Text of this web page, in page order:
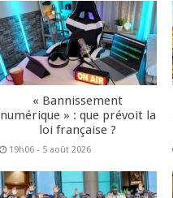
« Bannissement
numérique » : que prévoit la
loi française ?
19h06 - 5 août 2026